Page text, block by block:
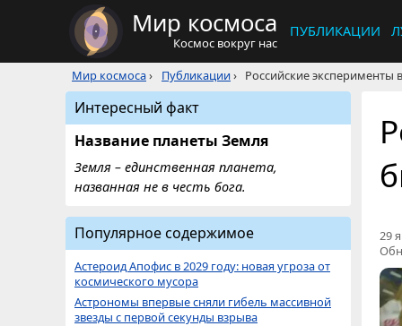
Мир космоса
Космос вокруг нас
ПУБЛИКАЦИИ
Мир космоса› Публикации› Российские
29
Интересный факт
Название планеты Земля
Земля – единственная планета,
названная не в честь бога.
Популярное содержимое
Астероид Апофис в 2029 году: новая угроза от
космического мусора
Астрономы впервые сняли гибель массивной
звезды с первой секунды взрыва